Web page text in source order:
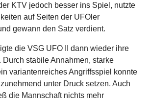
KTV jedoch besser ins Spiel, nutzte
auf Seiten der UFOler
gewann den Satz verdient.
die VSG UFO II dann wieder ihre
Durch stabile Annahmen, starke
variantenreiches Angriffsspiel konnte
unter Druck setzen. Auch
die Mannschaft nichts mehr